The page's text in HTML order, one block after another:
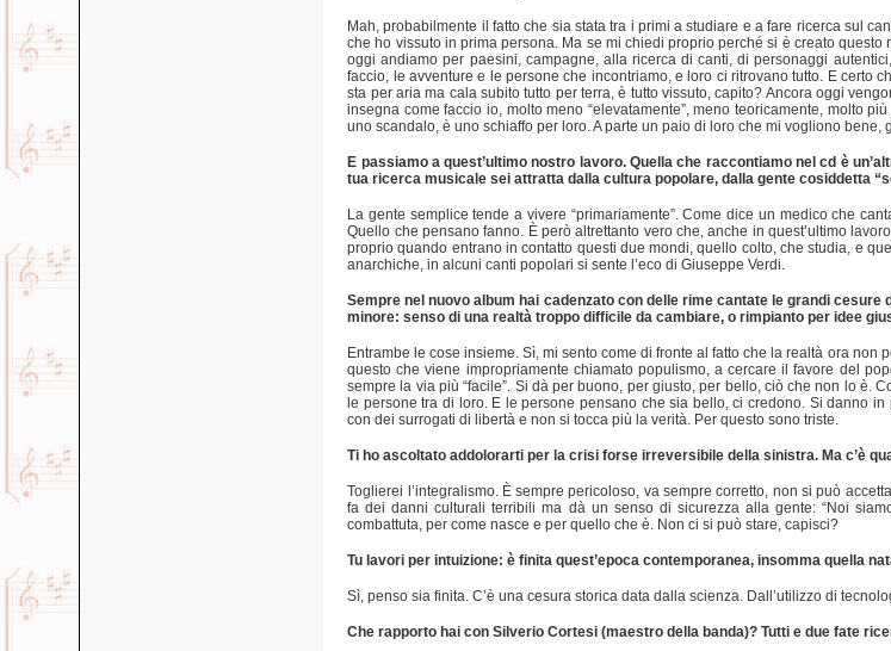
Mah, probabilmente il fatto che sia stata tra i primi a studiare e a fare ricerca sul
che ho vissuto in prima persona. Ma se mi chiedi proprio perché si è creato
oggi andiamo per paesini, campagne, alla ricerca di canti, di personaggi
faccio, le avventure e le persone che incontriamo, e loro ci ritrovano tutto. E certo
sta per aria ma cala subito tutto per terra, è tutto vissuto, capito? Ancora oggi
insegna come faccio io, molto meno “elevatamente”, meno teoricamente, molto
uno scandalo, è uno schiaffo per loro. A parte un paio di loro che mi vogliono bene,
E passiamo a quest’ultimo nostro lavoro. Quella che raccontiamo nel cd è
tua ricerca musicale sei attratta dalla cultura popolare, dalla gente cosiddetta
La gente semplice tende a vivere “primariamente”. Come dice un medico che
Quello che pensano fanno. È però altrettanto vero che, anche in quest’ultimo
proprio quando entrano in contatto questi due mondi, quello colto, che studia, e
anarchiche, in alcuni canti popolari si sente l’eco di Giuseppe Verdi.
Sempre nel nuovo album hai cadenzato con delle rime cantate le grandi
minore: senso di una realtà troppo difficile da cambiare, o rimpianto per idee
Entrambe le cose insieme. Sì, mi sento come di fronte al fatto che la realtà ora
questo che viene impropriamente chiamato populismo, a cercare il favore del
sempre la via più “facile”. Si dà per buono, per giusto, per bello, ciò che non lo è.
le persone tra di loro. E le persone pensano che sia bello, ci credono. Si danno
con dei surrogati di libertà e non si tocca più la verità. Per questo sono triste.
Ti ho ascoltato addolorarti per la crisi forse irreversibile della sinistra. Ma c’è
Toglierei l’integralismo. È sempre pericoloso, va sempre corretto, non si può
fa dei danni culturali terribili ma dà un senso di sicurezza alla gente: “Noi
combattuta, per come nasce e per quello che è. Non ci si può stare, capisci?
Tu lavori per intuizione: è finita quest’epoca contemporanea, insomma quella
Sì, penso sia finita. C’è una cesura storica data dalla scienza. Dall’utilizzo di
Che rapporto hai con Silverio Cortesi (maestro della banda)? Tutti e due fate